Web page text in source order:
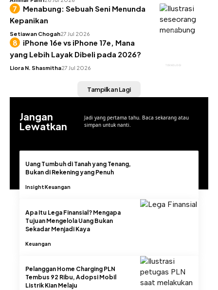
KEUANGAN
Menabung: Sebuah Seni Menunda
Kepanikan
Setiawan Chogah27 Jul 2026
TEKNOLOGI
iPhone 16e vs iPhone 17e, Mana
yang Lebih Layak Dibeli pada 2026?
Liora N. Shasmitha27 Jul 2026
Tampilkan Lagi
Jangan
Lewatkan
Jadi yang pertama tahu. Baca sekarang atau
simpan untuk nanti.
Uang Tumbuh di Tanah yang Tenang,
Bukan di Rekening yang Penuh
InsightKeuangan
Apa Itu Lega Finansial? Mengapa
Tujuan Mengelola Uang Bukan
Sekadar Menjadi Kaya
Keuangan
Pelanggan Home Charging PLN
Tembus 92 Ribu, Adopsi Mobil
Listrik Kian Melaju